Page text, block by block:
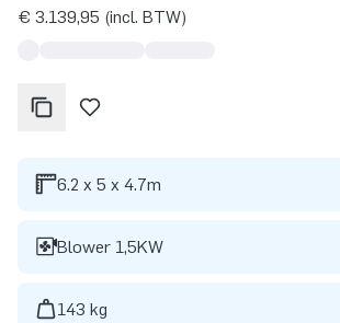
€ 3.139,95 (incl. BTW)
6.2 x 5 x 4.7m
Blower 1,5KW
143 kg